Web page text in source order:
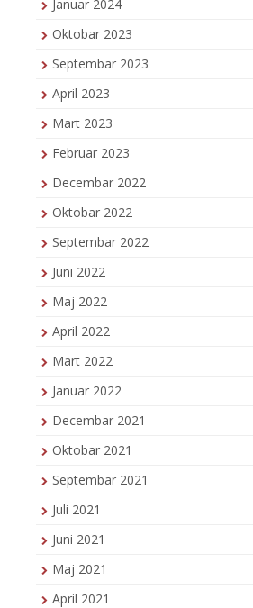
Januar 2024
Oktobar 2023
Septembar 2023
April 2023
Mart 2023
Februar 2023
Decembar 2022
Oktobar 2022
Septembar 2022
Juni 2022
Maj 2022
April 2022
Mart 2022
Januar 2022
Decembar 2021
Oktobar 2021
Septembar 2021
Juli 2021
Juni 2021
Maj 2021
April 2021